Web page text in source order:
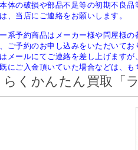
体の破損や部品不足等の初期不良品
、当店にご連絡をお願いします。
系予約商品はメーカー様や問屋様の
ご予約のお申し込みをいただいて
メールにてご連絡を差し上げます
にご入金頂いていた場合などは、も
らくかんたん買取「